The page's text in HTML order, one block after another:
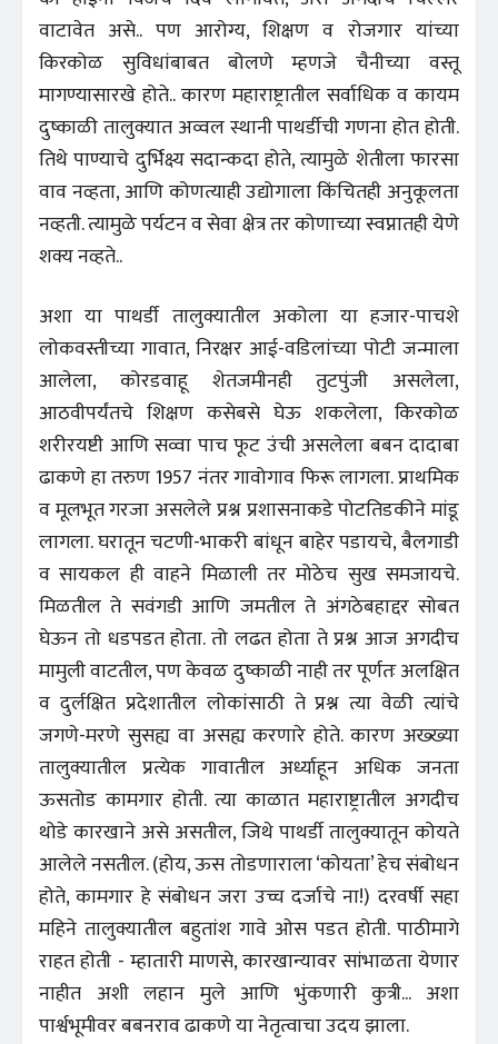
वाटावेत असे.. पण आरोग्य, शिक्षण व रोजगार यांच्या
किरकोळ सुविधांबाबत बोलणे म्हणजे चैनीच्या वस्तू
मागण्यासारखे होते.. कारण महाराष्ट्रातील सर्वाधिक व कायम
दुष्काळी तालुक्यात अव्वल स्थानी पाथर्डीची गणना होत होती.
तिथे पाण्याचे दुर्भिक्ष्य सदान्कदा होते, त्यामुळे शेतीला फारसा
वाव नव्हता, आणि कोणत्याही उद्योगाला किंचितही अनुकूलता
नव्हती. त्यामुळे पर्यटन व सेवा क्षेत्र तर कोणाच्या स्वप्नातही येणे
शक्य नव्हते..
अशा या पाथर्डी तालुक्यातील अकोला या हजार-पाचशे
लोकवस्तीच्या गावात, निरक्षर आई-वडिलांच्या पोटी जन्माला
आलेला, कोरडवाहू शेतजमीनही तुटपुंजी असलेला,
आठवीपर्यंतचे शिक्षण कसेबसे घेऊ शकलेला, किरकोळ
शरीरयष्टी आणि सव्वा पाच फूट उंची असलेला बबन दादाबा
ढाकणे हा तरुण 1957 नंतर गावोगाव फिरू लागला. प्राथमिक
व मूलभूत गरजा असलेले प्रश्न प्रशासनाकडे पोटतिडकीने मांडू
लागला. घरातून चटणी-भाकरी बांधून बाहेर पडायचे, बैलगाडी
व सायकल ही वाहने मिळाली तर मोठेच सुख समजायचे.
मिळतील ते सवंगडी आणि जमतील ते अंगठेबहाद्दर सोबत
घेऊन तो धडपडत होता. तो लढत होता ते प्रश्न आज अगदीच
मामुली वाटतील, पण केवळ दुष्काळी नाही तर पूर्णतः अलक्षित
व दुर्लक्षित प्रदेशातील लोकांसाठी ते प्रश्न त्या वेळी त्यांचे
जगणे-मरणे सुसह्य वा असह्य करणारे होते. कारण अख्ख्या
तालुक्यातील प्रत्येक गावातील अर्ध्याहून अधिक जनता
ऊसतोड कामगार होती. त्या काळात महाराष्ट्रातील अगदीच
थोडे कारखाने असे असतील, जिथे पाथर्डी तालुक्यातून कोयते
आलेले नसतील. (होय, ऊस तोडणाराला ‘कोयता’ हेच संबोधन
होते, कामगार हे संबोधन जरा उच्च दर्जाचे ना!) दरवर्षी सहा
महिने तालुक्यातील बहुतांश गावे ओस पडत होती. पाठीमागे
राहत होती - म्हातारी माणसे, कारखान्यावर सांभाळता येणार
नाहीत अशी लहान मुले आणि भुंकणारी कुत्री... अशा
पार्श्वभूमीवर बबनराव ढाकणे या नेतृत्वाचा उदय झाला.